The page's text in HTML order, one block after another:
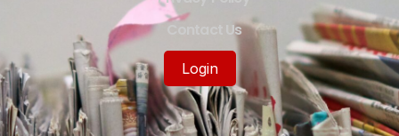
Contact Us
Login